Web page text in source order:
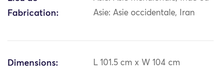
Fabrication:
Asie: Asie occidentale, Iran
Dimensions: L 101.5 cm x W 104 cm